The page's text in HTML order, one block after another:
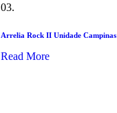
03.
Arrelia Rock II Unidade Campinas
Read More